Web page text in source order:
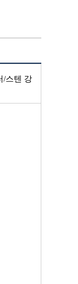
/스텐 강